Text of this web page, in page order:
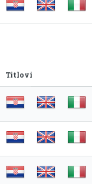
Titlovi